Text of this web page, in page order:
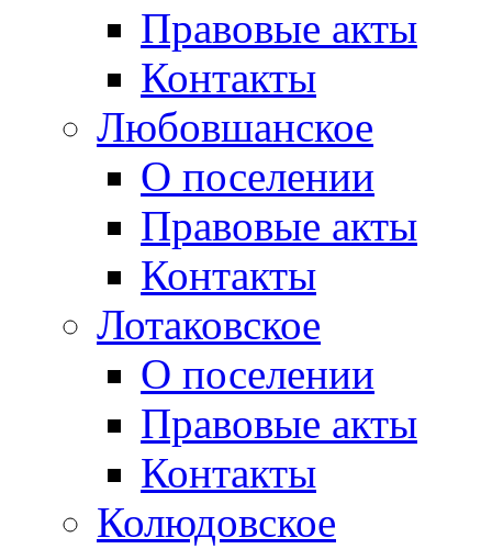
Правовые акты
Контакты
Любовшанское
О поселении
Правовые акты
Контакты
Лотаковское
О поселении
Правовые акты
Контакты
Колюдовское